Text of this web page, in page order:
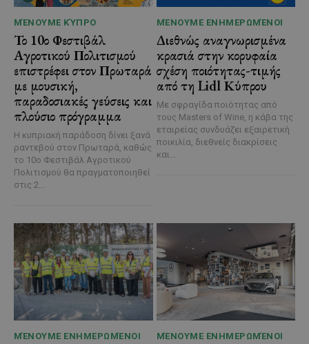
ΜΈΝΟΥΜΕ ΚΎΠΡΟ
Το 10ο Φεστιβάλ
Αγροτικού Πολιτισμού
επιστρέφει στον Πρωταρά
με μουσική,
παραδοσιακές γεύσεις και
πλούσιο πρόγραμμα
Η κυπριακή παράδοση δίνει ξανά
ραντεβού στον Πρωταρά, καθώς
το 10ο Φεστιβάλ Αγροτικού
Πολιτισμού θα πραγματοποιηθεί
στις 2...
ΜΈΝΟΥΜΕ ΕΝΗΜΕΡΩΜΈΝΟΙ
Διεθνώς αναγνωρισμένα
κρασιά στην κορυφαία
σχέση ποιότητας-τιμής
από τη Lidl Κύπρου
Με σφραγίδα ποιότητας από
τους Masters of Wine, η κάβα της
εταιρείας συνδυάζει εξαιρετική
ποικιλία, διεθνείς διακρίσεις
και...
ΜΈΝΟΥΜΕ ΕΝΗΜΕΡΩΜΈΝΟΙ ΜΈΝΟΥΜΕ ΕΝΗΜΕΡΩΜΈΝΟΙ